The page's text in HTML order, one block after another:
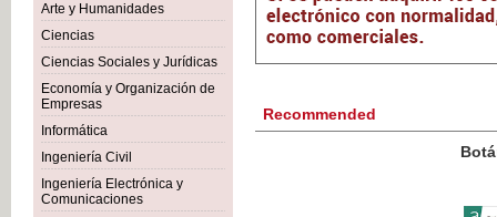
Arte y Humanidades
Ciencias
Ciencias Sociales y Jurídicas
Economía y Organización de
Empresas
Informática
Ingeniería Civil
Ingeniería Electrónica y
Comunicaciones
Recommended